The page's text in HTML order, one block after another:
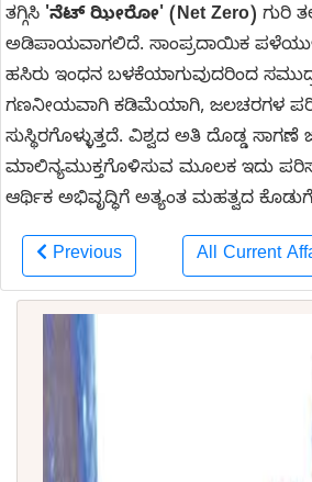
ತಗ್ಗಿಸಿ 'ನೆಟ್ ಝೀರೋ' (Net Zero) ಗುರಿ
ಅಡಿಪಾಯವಾಗಲಿದೆ. ಸಾಂಪ್ರದಾಯಿಕ
ಹಸಿರು ಇಂಧನ ಬಳಕೆಯಾಗುವುದರಿಂದ
ಗಣನೀಯವಾಗಿ ಕಡಿಮೆಯಾಗಿ, ಜಲಚರಗಳ
ಸುಸ್ಥಿರಗೊಳ್ಳುತ್ತದೆ. ವಿಶ್ವದ ಅತಿ ದೊಡ್ಡ ಸಾಗಣೆ
ಮಾಲಿನ್ಯಮುಕ್ತಗೊಳಿಸುವ ಮೂಲಕ ಇದು
ಆರ್ಥಿಕ ಅಭಿವೃದ್ಧಿಗೆ ಅತ್ಯಂತ ಮಹತ್ವದ
Previous All Current